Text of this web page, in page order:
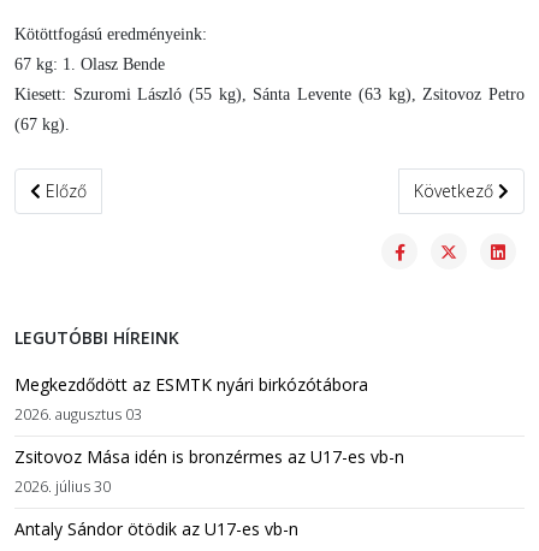
Kötöttfogású eredményeink:
67 kg: 1. Olasz Bende
Kiesett: Szuromi László (55 kg), Sánta Levente (63 kg), Zsitovoz Petro
(67 kg).
Előző cikk: Ezüstérmek az egyetemi és főiskolai országos
Előző Következő
Következő
LEGUTÓBBI HÍREINK
Megkezdődött az ESMTK nyári birkózótábora
2026. augusztus 03
Zsitovoz Mása idén is bronzérmes az U17-es vb-n
2026. július 30
Antaly Sándor ötödik az U17-es vb-n